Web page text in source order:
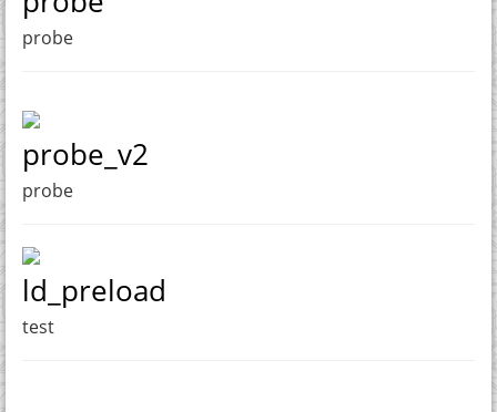
probe
probe_v2
probe
ld_preload
test